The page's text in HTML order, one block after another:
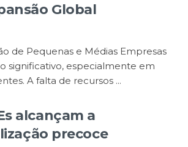
Global
de Pequenas e Médias Empresas
significativo, especialmente em
A falta de recursos ...
alcançam a
precoce